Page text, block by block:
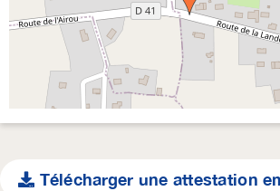
Télécharger une attestation